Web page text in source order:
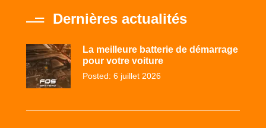
Dernières actualités
La meilleure batterie de démarrage
pour votre voiture
Posted: 6 juillet 2026